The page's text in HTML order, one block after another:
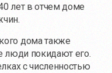
лет в отчем доме
дома также
люди покидают его.
с численностью